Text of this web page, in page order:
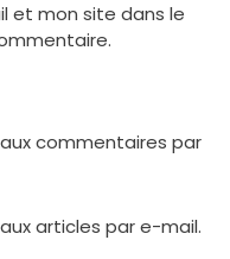
et mon site dans le
commentaires par
articles par e-mail.